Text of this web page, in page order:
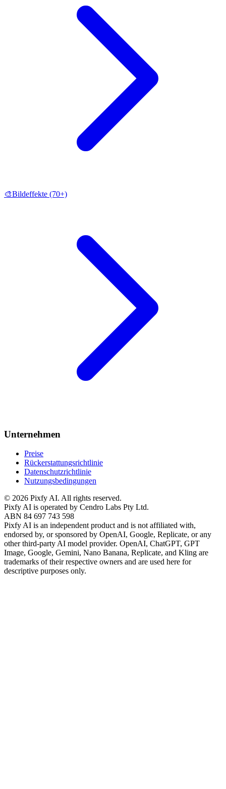
🎨Bildeffekte (70+)
Unternehmen
Preise
Rückerstattungsrichtlinie
Datenschutzrichtlinie
Nutzungsbedingungen
© 2026 Pixfy AI. All rights reserved.
Pixfy AI is operated by Cendro Labs Pty Ltd.
ABN 84 697 743 598
Pixfy AI is an independent product and is not affiliated with,
endorsed by, or sponsored by OpenAI, Google, Replicate, or any
other third-party AI model provider. OpenAI, ChatGPT, GPT
Image, Google, Gemini, Nano Banana, Replicate, and Kling are
trademarks of their respective owners and are used here for
descriptive purposes only.